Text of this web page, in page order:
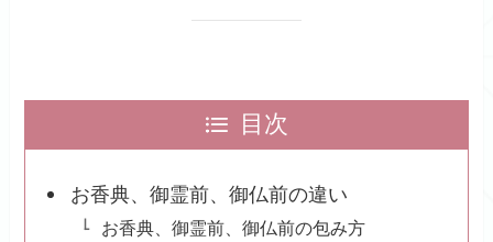
目次
お香典、御霊前、御仏前の違い
お香典、御霊前、御仏前の包み方